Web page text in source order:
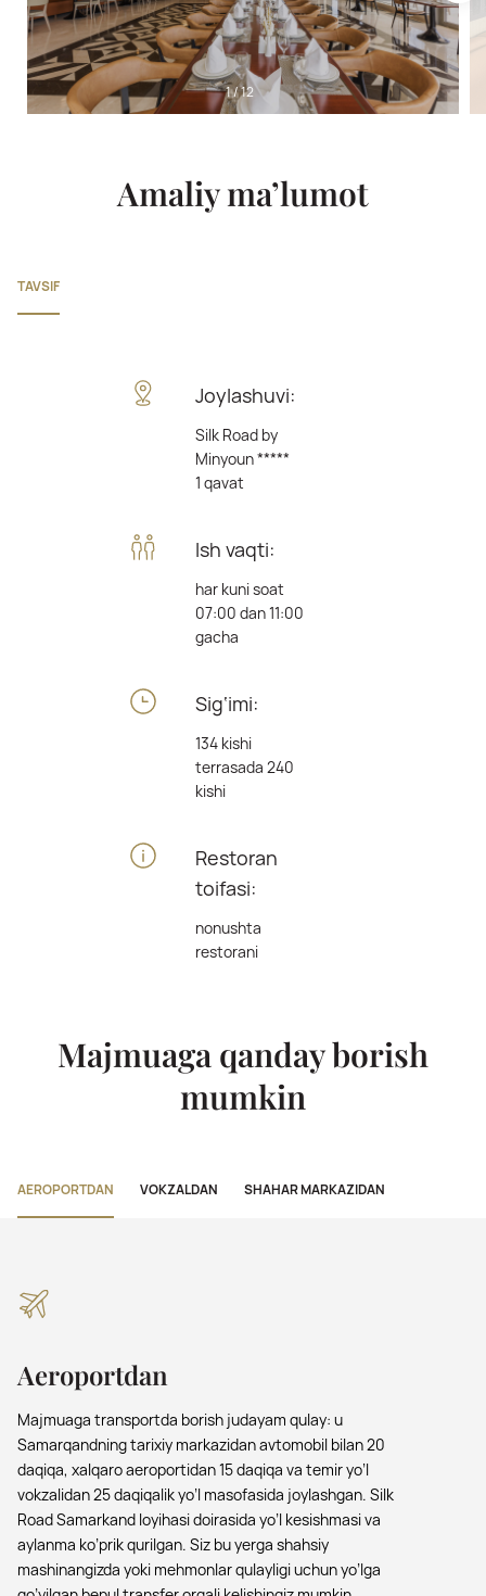
1/12
Amaliy ma’lumot
TAVSIF
Joylashuvi:
Silk Road by
Minyoun *****
1 qavat
Ish vaqti:
har kuni soat
07:00 dan 11:00
gacha
Sig‘imi:
134 kishi
terrasada 240
kishi
Restoran
toifasi:
nonushta
restorani
Majmuaga qanday borish
mumkin
AEROPORTDAN VOKZALDAN SHAHAR MARKAZIDAN
Aeroportdan
Majmuaga transportda borish judayam qulay: u
Samarqandning tarixiy markazidan avtomobil bilan 20
daqiqa, xalqaro aeroportidan 15 daqiqa va temir yo’l
vokzalidan 25 daqiqalik yo’l masofasida joylashgan. Silk
Road Samarkand loyihasi doirasida yo’l kesishmasi va
aylanma ko’prik qurilgan. Siz bu yerga shahsiy
mashinangizda yoki mehmonlar qulayligi uchun yo’lga